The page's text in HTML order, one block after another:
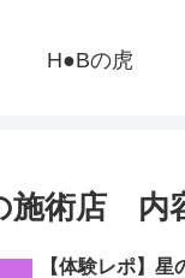
H●Bの虎
施術店 内
【体験レポ】